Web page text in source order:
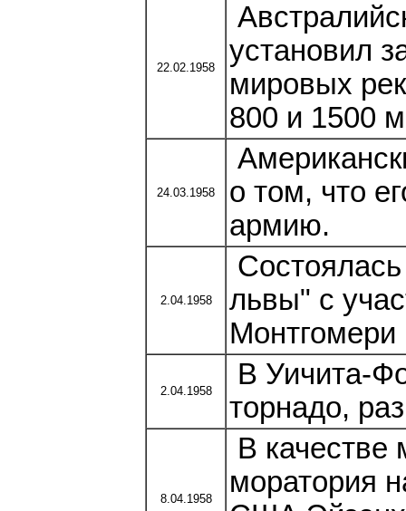
22.02.1958
установил
мировых
800 и 1500
24.03.1958
о том, что
армию.
2.04.1958
львы" с
2.04.1958
В Уичита-
торнадо,
8.04.1958
В
моратория